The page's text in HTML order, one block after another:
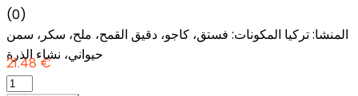
(0)
المنشا: تركيا المكونات: فستق، كاجو، دقيق القمح، ملح، سكر، سمن
حيواني، نشاء الذرة
21.48 €